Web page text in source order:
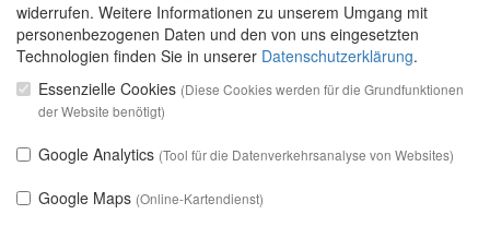
widerrufen. Weitere Informationen zu unserem Umgang mit
personenbezogenen Daten und den von uns eingesetzten
Technologien finden Sie in unserer Datenschutzerklärung.
Essenzielle Cookies (Diese Cookies werden für die Grundfunktionen
der Website benötigt)
Google Analytics (Tool für die Datenverkehrsanalyse von Websites)
Google Maps (Online-Kartendienst)